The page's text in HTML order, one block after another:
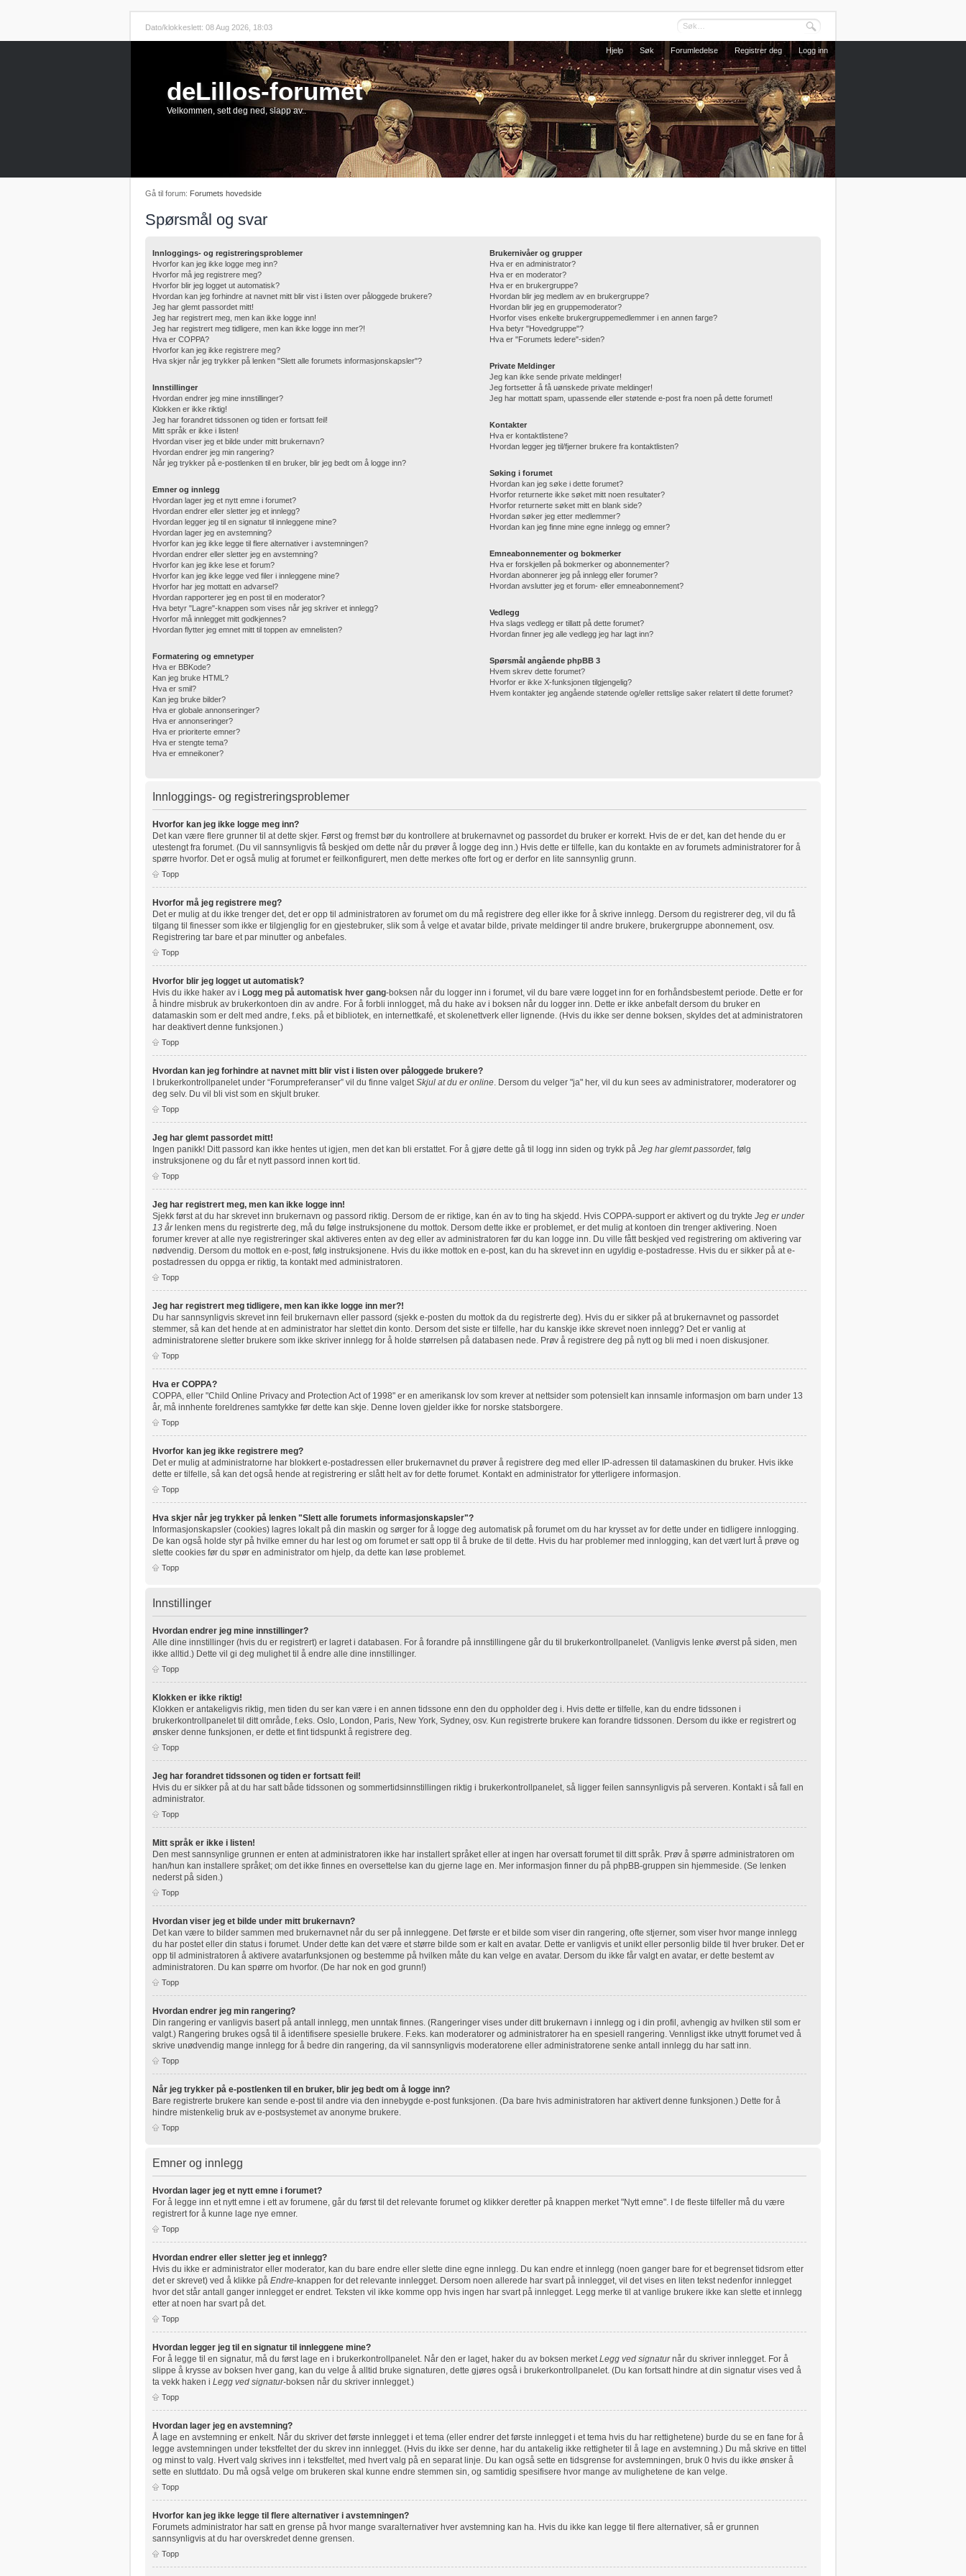
Dato/klokkeslett: 08 Aug 2026, 18:03
Hjelp Søk Forumledelse Registrer deg Logg inn
deLillos-forumet
Velkommen, sett deg ned, slapp av..
Gå til forum: Forumets hovedside
Spørsmål og svar
Innloggings- og registreringsproblemer
Hvorfor kan jeg ikke logge meg inn?
Hvorfor må jeg registrere meg?
Hvorfor blir jeg logget ut automatisk?
Hvordan kan jeg forhindre at navnet mitt blir vist i listen over påloggede brukere?
Jeg har glemt passordet mitt!
Jeg har registrert meg, men kan ikke logge inn!
Jeg har registrert meg tidligere, men kan ikke logge inn mer?!
Hva er COPPA?
Hvorfor kan jeg ikke registrere meg?
Hva skjer når jeg trykker på lenken "Slett alle forumets informasjonskapsler"?
Innstillinger
Hvordan endrer jeg mine innstillinger?
Klokken er ikke riktig!
Jeg har forandret tidssonen og tiden er fortsatt feil!
Mitt språk er ikke i listen!
Hvordan viser jeg et bilde under mitt brukernavn?
Hvordan endrer jeg min rangering?
Når jeg trykker på e-postlenken til en bruker, blir jeg bedt om å logge inn?
Emner og innlegg
Hvordan lager jeg et nytt emne i forumet?
Hvordan endrer eller sletter jeg et innlegg?
Hvordan legger jeg til en signatur til innleggene mine?
Hvordan lager jeg en avstemning?
Hvorfor kan jeg ikke legge til flere alternativer i avstemningen?
Hvordan endrer eller sletter jeg en avstemning?
Hvorfor kan jeg ikke lese et forum?
Hvorfor kan jeg ikke legge ved filer i innleggene mine?
Hvorfor har jeg mottatt en advarsel?
Hvordan rapporterer jeg en post til en moderator?
Hva betyr "Lagre"-knappen som vises når jeg skriver et innlegg?
Hvorfor må innlegget mitt godkjennes?
Hvordan flytter jeg emnet mitt til toppen av emnelisten?
Formatering og emnetyper
Hva er BBKode?
Kan jeg bruke HTML?
Hva er smil?
Kan jeg bruke bilder?
Hva er globale annonseringer?
Hva er annonseringer?
Hva er prioriterte emner?
Hva er stengte tema?
Hva er emneikoner?
Brukernivåer og grupper
Hva er en administrator?
Hva er en moderator?
Hva er en brukergruppe?
Hvordan blir jeg medlem av en brukergruppe?
Hvordan blir jeg en gruppemoderator?
Hvorfor vises enkelte brukergruppemedlemmer i en annen farge?
Hva betyr "Hovedgruppe"?
Hva er "Forumets ledere"-siden?
Private Meldinger
Jeg kan ikke sende private meldinger!
Jeg fortsetter å få uønskede private meldinger!
Jeg har mottatt spam, upassende eller støtende e-post fra noen på dette forumet!
Kontakter
Hva er kontaktlistene?
Hvordan legger jeg til/fjerner brukere fra kontaktlisten?
Søking i forumet
Hvordan kan jeg søke i dette forumet?
Hvorfor returnerte ikke søket mitt noen resultater?
Hvorfor returnerte søket mitt en blank side?
Hvordan søker jeg etter medlemmer?
Hvordan kan jeg finne mine egne innlegg og emner?
Emneabonnementer og bokmerker
Hva er forskjellen på bokmerker og abonnementer?
Hvordan abonnerer jeg på innlegg eller forumer?
Hvordan avslutter jeg et forum- eller emneabonnement?
Vedlegg
Hva slags vedlegg er tillatt på dette forumet?
Hvordan finner jeg alle vedlegg jeg har lagt inn?
Spørsmål angående phpBB 3
Hvem skrev dette forumet?
Hvorfor er ikke X-funksjonen tilgjengelig?
Hvem kontakter jeg angående støtende og/eller rettslige saker relatert til dette forumet?
Innloggings- og registreringsproblemer
Hvorfor kan jeg ikke logge meg inn?
Det kan være flere grunner til at dette skjer. Først og fremst bør du kontrollere at brukernavnet og passordet du bruker er korrekt. Hvis de er det, kan det hende du er
utestengt fra forumet. (Du vil sannsynligvis få beskjed om dette når du prøver å logge deg inn.) Hvis dette er tilfelle, kan du kontakte en av forumets administratorer for å
spørre hvorfor. Det er også mulig at forumet er feilkonfigurert, men dette merkes ofte fort og er derfor en lite sannsynlig grunn.
Topp
Hvorfor må jeg registrere meg?
Det er mulig at du ikke trenger det, det er opp til administratoren av forumet om du må registrere deg eller ikke for å skrive innlegg. Dersom du registrerer deg, vil du få
tilgang til finesser som ikke er tilgjenglig for en gjestebruker, slik som å velge et avatar bilde, private meldinger til andre brukere, brukergruppe abonnement, osv.
Registrering tar bare et par minutter og anbefales.
Topp
Hvorfor blir jeg logget ut automatisk?
Hvis du ikke haker av i Logg meg på automatisk hver gang-boksen når du logger inn i forumet, vil du bare være logget inn for en forhåndsbestemt periode. Dette er for
å hindre misbruk av brukerkontoen din av andre. For å forbli innlogget, må du hake av i boksen når du logger inn. Dette er ikke anbefalt dersom du bruker en
datamaskin som er delt med andre, f.eks. på et bibliotek, en internettkafé, et skolenettverk eller lignende. (Hvis du ikke ser denne boksen, skyldes det at administratoren
har deaktivert denne funksjonen.)
Topp
Hvordan kan jeg forhindre at navnet mitt blir vist i listen over påloggede brukere?
I brukerkontrollpanelet under “Forumpreferanser” vil du finne valget Skjul at du er online . Dersom du velger "ja" her, vil du kun sees av administratorer, moderatorer og
deg selv. Du vil bli vist som en skjult bruker.
Topp
Jeg har glemt passordet mitt!
Ingen panikk! Ditt passord kan ikke hentes ut igjen, men det kan bli erstattet. For å gjøre dette gå til logg inn siden og trykk på Jeg har glemt passordet, følg
instruksjonene og du får et nytt passord innen kort tid.
Topp
Jeg har registrert meg, men kan ikke logge inn!
Sjekk først at du har skrevet inn brukernavn og passord riktig. Dersom de er riktige, kan én av to ting ha skjedd. Hvis COPPA-support er aktivert og du trykte Jeg er under
13 årlenken mens du registrerte deg, må du følge instruksjonene du mottok. Dersom dette ikke er problemet, er det mulig at kontoen din trenger aktivering. Noen
forumer krever at alle nye registreringer skal aktiveres enten av deg eller av administratoren før du kan logge inn. Du ville fått beskjed ved registrering om aktivering var
nødvendig. Dersom du mottok en e-post, følg instruksjonene. Hvis du ikke mottok en e-post, kan du ha skrevet inn en ugyldig e-postadresse. Hvis du er sikker på at e-
postadressen du oppga er riktig, ta kontakt med administratoren.
Topp
Jeg har registrert meg tidligere, men kan ikke logge inn mer?!
Du har sannsynligvis skrevet inn feil brukernavn eller passord (sjekk e-posten du mottok da du registrerte deg). Hvis du er sikker på at brukernavnet og passordet
stemmer, så kan det hende at en administrator har slettet din konto. Dersom det siste er tilfelle, har du kanskje ikke skrevet noen innlegg? Det er vanlig at
administratorene sletter brukere som ikke skriver innlegg for å holde størrelsen på databasen nede. Prøv å registrere deg på nytt og bli med i noen diskusjoner.
Topp
Hva er COPPA?
COPPA, eller "Child Online Privacy and Protection Act of 1998" er en amerikansk lov som krever at nettsider som potensielt kan innsamle informasjon om barn under 13
år, må innhente foreldrenes samtykke før dette kan skje. Denne loven gjelder ikke for norske statsborgere.
Topp
Hvorfor kan jeg ikke registrere meg?
Det er mulig at administratorne har blokkert e-postadressen eller brukernavnet du prøver å registrere deg med eller IP-adressen til datamaskinen du bruker. Hvis ikke
dette er tilfelle, så kan det også hende at registrering er slått helt av for dette forumet. Kontakt en administrator for ytterligere informasjon.
Topp
Hva skjer når jeg trykker på lenken "Slett alle forumets informasjonskapsler"?
Informasjonskapsler (cookies) lagres lokalt på din maskin og sørger for å logge deg automatisk på forumet om du har krysset av for dette under en tidligere innlogging.
De kan også holde styr på hvilke emner du har lest og om forumet er satt opp til å bruke de til dette. Hvis du har problemer med innlogging, kan det vært lurt å prøve og
slette cookies før du spør en administrator om hjelp, da dette kan løse problemet.
Topp
Innstillinger
Hvordan endrer jeg mine innstillinger?
Alle dine innstillinger (hvis du er registrert) er lagret i databasen. For å forandre på innstillingene går du til brukerkontrollpanelet. (Vanligvis lenke øverst på siden, men
ikke alltid.) Dette vil gi deg mulighet til å endre alle dine innstillinger.
Topp
Klokken er ikke riktig!
Klokken er antakeligvis riktig, men tiden du ser kan være i en annen tidssone enn den du oppholder deg i. Hvis dette er tilfelle, kan du endre tidssonen i
brukerkontrollpanelet til ditt område, f.eks. Oslo, London, Paris, New York, Sydney, osv. Kun registrerte brukere kan forandre tidssonen. Dersom du ikke er registrert og
ønsker denne funksjonen, er dette et fint tidspunkt å registrere deg.
Topp
Jeg har forandret tidssonen og tiden er fortsatt feil!
Hvis du er sikker på at du har satt både tidssonen og sommertidsinnstillingen riktig i brukerkontrollpanelet, så ligger feilen sannsynligvis på serveren. Kontakt i så fall en
administrator.
Topp
Mitt språk er ikke i listen!
Den mest sannsynlige grunnen er enten at administratoren ikke har installert språket eller at ingen har oversatt forumet til ditt språk. Prøv å spørre administratoren om
han/hun kan installere språket; om det ikke finnes en oversettelse kan du gjerne lage en. Mer informasjon finner du på phpBB-gruppen sin hjemmeside. (Se lenken
nederst på siden.)
Topp
Hvordan viser jeg et bilde under mitt brukernavn?
Det kan være to bilder sammen med brukernavnet når du ser på innleggene. Det første er et bilde som viser din rangering, ofte stjerner, som viser hvor mange innlegg
du har postet eller din status i forumet. Under dette kan det være et større bilde som er kalt en avatar. Dette er vanligvis et unikt eller personlig bilde til hver bruker. Det er
opp til administratoren å aktivere avatarfunksjonen og bestemme på hvilken måte du kan velge en avatar. Dersom du ikke får valgt en avatar, er dette bestemt av
administratoren. Du kan spørre om hvorfor. (De har nok en god grunn!)
Topp
Hvordan endrer jeg min rangering?
Din rangering er vanligvis basert på antall innlegg, men unntak finnes. (Rangeringer vises under ditt brukernavn i innlegg og i din profil, avhengig av hvilken stil som er
valgt.) Rangering brukes også til å identifisere spesielle brukere. F.eks. kan moderatorer og administratorer ha en spesiell rangering. Vennligst ikke utnytt forumet ved å
skrive unødvendig mange innlegg for å bedre din rangering, da vil sannsynligvis moderatorene eller administratorene senke antall innlegg du har satt inn.
Topp
Når jeg trykker på e-postlenken til en bruker, blir jeg bedt om å logge inn?
Bare registrerte brukere kan sende e-post til andre via den innebygde e-post funksjonen. (Da bare hvis administratoren har aktivert denne funksjonen.) Dette for å
hindre mistenkelig bruk av e-postsystemet av anonyme brukere.
Topp
Emner og innlegg
Hvordan lager jeg et nytt emne i forumet?
For å legge inn et nytt emne i ett av forumene, går du først til det relevante forumet og klikker deretter på knappen merket "Nytt emne". I de fleste tilfeller må du være
registrert for å kunne lage nye emner.
Topp
Hvordan endrer eller sletter jeg et innlegg?
Hvis du ikke er administrator eller moderator, kan du bare endre eller slette dine egne innlegg. Du kan endre et innlegg (noen ganger bare for et begrenset tidsrom etter
det er skrevet) ved å klikke på Endre-knappen for det relevante innlegget. Dersom noen allerede har svart på innlegget, vil det vises en liten tekst nedenfor innlegget
hvor det står antall ganger innlegget er endret. Teksten vil ikke komme opp hvis ingen har svart på innlegget. Legg merke til at vanlige brukere ikke kan slette et innlegg
etter at noen har svart på det.
Topp
Hvordan legger jeg til en signatur til innleggene mine?
For å legge til en signatur, må du først lage en i brukerkontrollpanelet. Når den er laget, haker du av boksen merket Legg ved signaturnår du skriver innlegget. For å
slippe å krysse av boksen hver gang, kan du velge å alltid bruke signaturen, dette gjøres også i brukerkontrollpanelet. (Du kan fortsatt hindre at din signatur vises ved å
ta vekk haken i Legg ved signatur-boksen når du skriver innlegget.)
Topp
Hvordan lager jeg en avstemning?
Å lage en avstemning er enkelt. Når du skriver det første innlegget i et tema (eller endrer det første innlegget i et tema hvis du har rettighetene) burde du se en fane for å
legge avstemningen under tekstfeltet der du skrev inn innlegget. (Hvis du ikke ser denne, har du antakelig ikke rettigheter til å lage en avstemning.) Du må skrive en tittel
og minst to valg. Hvert valg skrives inn i tekstfeltet, med hvert valg på en separat linje. Du kan også sette en tidsgrense for avstemningen, bruk 0 hvis du ikke ønsker å
sette en sluttdato. Du må også velge om brukeren skal kunne endre stemmen sin, og samtidig spesifisere hvor mange av mulighetene de kan velge.
Topp
Hvorfor kan jeg ikke legge til flere alternativer i avstemningen?
Forumets administrator har satt en grense på hvor mange svaralternativer hver avstemning kan ha. Hvis du ikke kan legge til flere alternativer, så er grunnen
sannsynligvis at du har overskredet denne grensen.
Topp